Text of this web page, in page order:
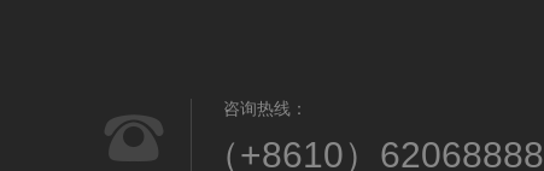
뀰 咨询热线：
（+8610）62068888